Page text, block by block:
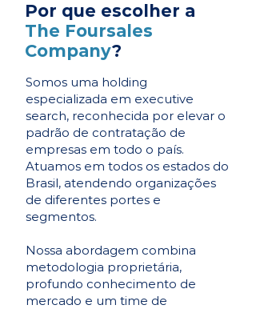
Por que escolher a
The Foursales
Company?
Somos uma holding
especializada em executive
search, reconhecida por elevar o
padrão de contratação de
empresas em todo o país.
Atuamos em todos os estados do
Brasil, atendendo organizações
de diferentes portes e
segmentos.
Nossa abordagem combina
metodologia proprietária,
profundo conhecimento de
mercado e um time de